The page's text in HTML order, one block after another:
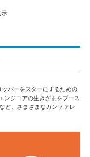
パーをスターにするための
ンジニアの生きざまをブース
ど、さまざまなカンファレ